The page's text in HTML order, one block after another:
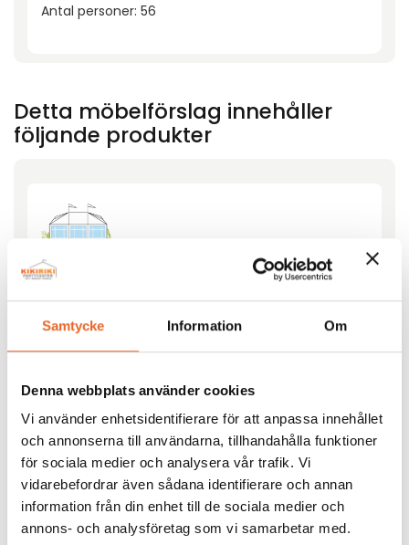
Samtycke Information Om
Denna webbplats använder cookies
Vi använder enhetsidentifierare för att anpassa innehållet
och annonserna till användarna, tillhandahålla funktioner
för sociala medier och analysera vår trafik. Vi
vidarebefordrar även sådana identifierare och annan
information från din enhet till de sociala medier och
annons- och analysföretag som vi samarbetar med.
Antal personer: 56
Detta möbelförslag innehåller
följande produkter
Tält Modula-3 4,6×6,9m
Hyrespris:2 980,00kr
Montagepris: 2 460,00kr
Bord och bänkset 200cm